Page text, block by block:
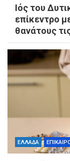
Ιός του
επίκεντρο
θανάτους
ΕΛΛΑΔΑ